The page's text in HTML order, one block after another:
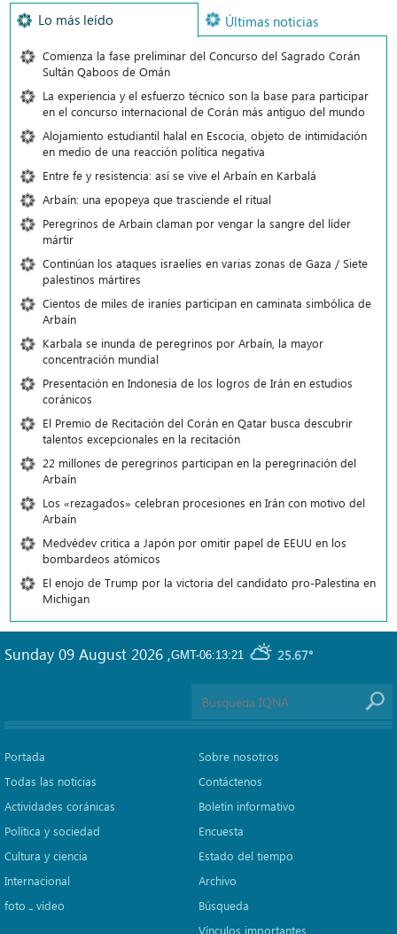
Lo más leído Últimas noticias
Comienza la fase preliminar del Concurso del Sagrado Corán
Sultán Qaboos de Omán
La experiencia y el esfuerzo técnico son la base para participar
en el concurso internacional de Corán más antiguo del mundo
Alojamiento estudiantil halal en Escocia, objeto de intimidación
en medio de una reacción política negativa
Entre fe y resistencia: así se vive el Arbaín en Karbalá
Arbaín: una epopeya que trasciende el ritual
Peregrinos de Arbain claman por vengar la sangre del líder
mártir
Continúan los ataques israelíes en varias zonas de Gaza / Siete
palestinos mártires
Cientos de miles de iraníes participan en caminata simbólica de
Arbaín
Karbala se inunda de peregrinos por Arbaín, la mayor
concentración mundial
Presentación en Indonesia de los logros de Irán en estudios
coránicos
El Premio de Recitación del Corán en Qatar busca descubrir
talentos excepcionales en la recitación
22 millones de peregrinos participan en la peregrinación del
Arbaín
Los «rezagados» celebran procesiones en Irán con motivo del
Arbaín
Medvédev critica a Japón por omitir papel de EEUU en los
bombardeos atómicos
El enojo de Trump por la victoria del candidato pro-Palestina en
Michigan
GMT-06:13:21 25.67°
Sunday 09 August 2026 ,
Portada
Todas las noticias
Actividades coránicas
Política y sociedad
Cultura y ciencia
Internacional
foto ـ vídeo
Sobre nosotros
Contáctenos
Boletín informativo
Encuesta
Estado del tiempo
Archivo
Búsqueda
Vínculos importantes